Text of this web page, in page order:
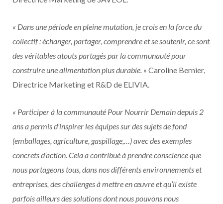
« Dans une période en pleine mutation, je crois en la force du
collectif : échanger, partager, comprendre et se soutenir, ce sont
des véritables atouts partagés par la communauté pour
construire une alimentation plus durable. » Caroline Bernier,
Directrice Marketing et R&D de ELIVIA.
« Participer à la communauté Pour Nourrir Demain depuis 2
ans a permis d’inspirer les équipes sur des sujets de fond
(emballages, agriculture, gaspillage,…) avec des exemples
concrets d’action. Cela a contribué à prendre conscience que
nous partageons tous, dans nos différents environnements et
entreprises, des challenges à mettre en œuvre et qu’il existe
parfois ailleurs des solutions dont nous pouvons nous